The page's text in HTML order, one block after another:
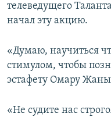
телеведущего
начал эту акцию.
«Думаю, научиться
стимулом, чтобы
эстафету Омару
«Не судите нас